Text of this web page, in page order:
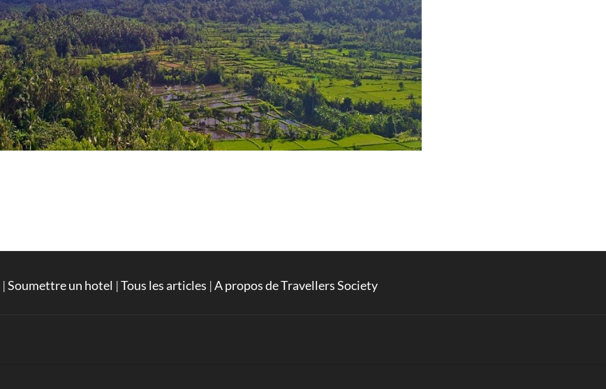
|Soumettre un hotel |Tous les articles |A propos de Travellers Society